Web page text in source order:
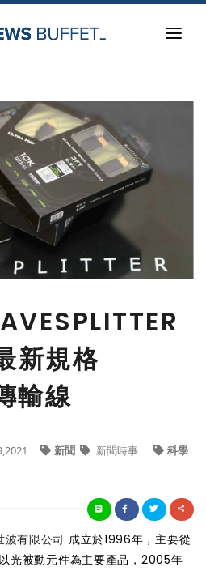
新規格
輸線
新聞 新聞時事 科學
波有限公司 成立於1996年，主要從
光被動元件為主要產品，2005年